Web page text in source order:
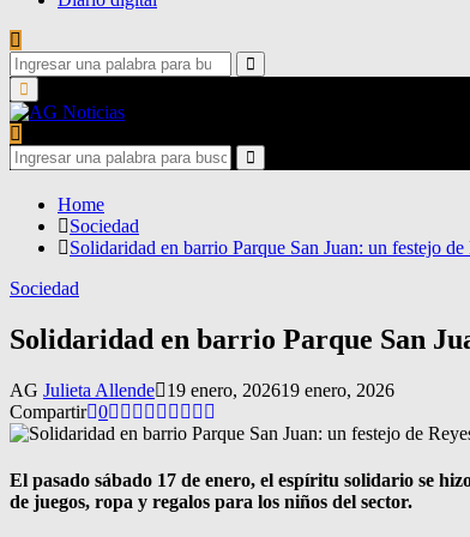
Search
for:
Search
Primary
Menu
Search
for:
Search
Home
Sociedad
Solidaridad en barrio Parque San Juan: un festejo
Sociedad
Solidaridad en barrio Parque San
AG Julieta Allende 19 enero, 202619 enero, 2026
Compartir 0
El pasado sábado 17 de enero, el espíritu solidario se
de juegos, ropa y regalos para los niños del sector.